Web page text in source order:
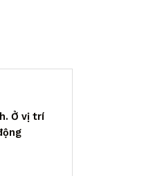
Ở vị trí